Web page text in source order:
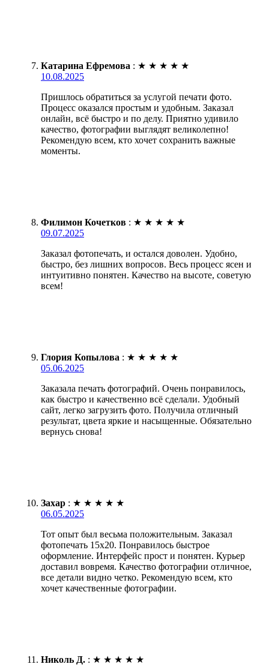
Катарина Ефремова : ★ ★ ★ ★ ★
10.08.2025
Пришлось обратиться за услугой печати фото.
Процесс оказался простым и удобным. Заказал
онлайн, всё быстро и по делу. Приятно удивило
качество, фотографии выглядят великолепно!
Рекомендую всем, кто хочет сохранить важные
моменты.
Филимон Кочетков : ★ ★ ★ ★ ★
09.07.2025
Заказал фотопечать, и остался доволен. Удобно,
быстро, без лишних вопросов. Весь процесс ясен и
интуитивно понятен. Качество на высоте, советую
всем!
Глория Копылова : ★ ★ ★ ★ ★
05.06.2025
Заказала печать фотографий. Очень понравилось,
как быстро и качественно всё сделали. Удобный
сайт, легко загрузить фото. Получила отличный
результат, цвета яркие и насыщенные. Обязательно
вернусь снова!
Захар : ★ ★ ★ ★ ★
06.05.2025
Тот опыт был весьма положительным. Заказал
фотопечать 15х20. Понравилось быстрое
оформление. Интерфейс прост и понятен. Курьер
доставил вовремя. Качество фотографии отличное,
все детали видно четко. Рекомендую всем, кто
хочет качественные фотографии.
Николь Д. : ★ ★ ★ ★ ★